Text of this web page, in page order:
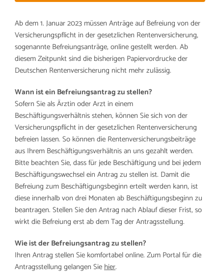
Arbeitgeber
Ab dem 1. Januar 2023 müssen Anträge auf Befreiung von der
Versicherungspflicht in der gesetzlichen Rentenversicherung,
sogenannte Befreiungsanträge, online gestellt werden. Ab
diesem Zeitpunkt sind die bisherigen Papiervordrucke der
Deutschen Rentenversicherung nicht mehr zulässig.
Wann ist ein Befreiungsantrag zu stellen?
Sofern Sie als Ärztin oder Arzt in einem
Beschäftigungsverhältnis stehen, können Sie sich von der
Versicherungspflicht in der gesetzlichen Rentenversicherung
befreien lassen. So können die Rentenversicherungsbeiträge
aus Ihrem Beschäftigungsverhältnis an uns gezahlt werden.
Bitte beachten Sie, dass für jede Beschäftigung und bei jedem
Beschäftigungswechsel ein Antrag zu stellen ist. Damit die
Befreiung zum Beschäftigungsbeginn erteilt werden kann, ist
diese innerhalb von drei Monaten ab Beschäftigungsbeginn zu
beantragen. Stellen Sie den Antrag nach Ablauf dieser Frist, so
wirkt die Befreiung erst ab dem Tag der Antragsstellung.
Wie ist der Befreiungsantrag zu stellen?
Ihren Antrag stellen Sie komfortabel online. Zum Portal für die
Antragsstellung gelangen Siehier.